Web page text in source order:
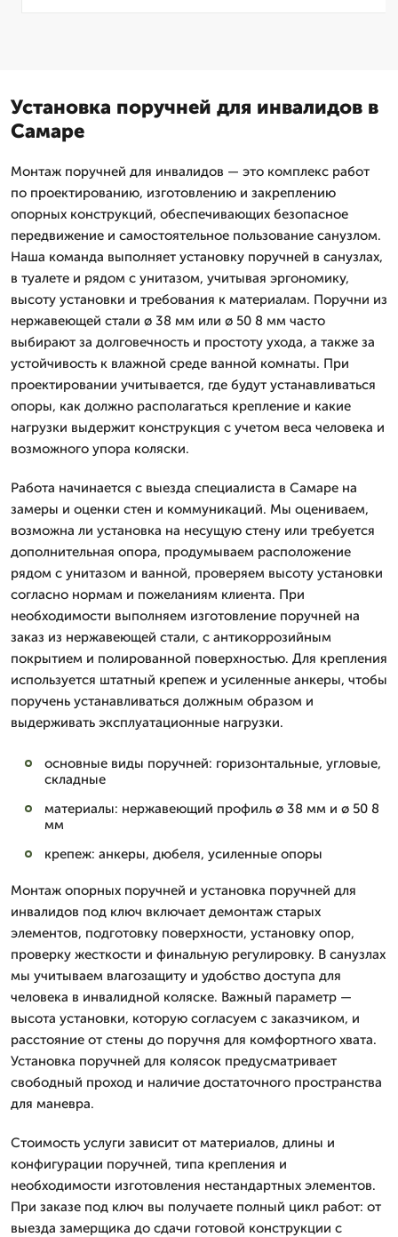
Установка поручней для инвалидов в
Самаре
Монтаж поручней для инвалидов — это комплекс работ
по проектированию, изготовлению и закреплению
опорных конструкций, обеспечивающих безопасное
передвижение и самостоятельное пользование санузлом.
Наша команда выполняет установку поручней в санузлах,
в туалете и рядом с унитазом, учитывая эргономику,
высоту установки и требования к материалам. Поручни из
нержавеющей стали ø 38 мм или ø 50 8 мм часто
выбирают за долговечность и простоту ухода, а также за
устойчивость к влажной среде ванной комнаты. При
проектировании учитывается, где будут устанавливаться
опоры, как должно располагаться крепление и какие
нагрузки выдержит конструкция с учетом веса человека и
возможного упора коляски.
Работа начинается с выезда специалиста в Самаре на
замеры и оценки стен и коммуникаций. Мы оцениваем,
возможна ли установка на несущую стену или требуется
дополнительная опора, продумываем расположение
рядом с унитазом и ванной, проверяем высоту установки
согласно нормам и пожеланиям клиента. При
необходимости выполняем изготовление поручней на
заказ из нержавеющей стали, с антикоррозийным
покрытием и полированной поверхностью. Для крепления
используется штатный крепеж и усиленные анкеры, чтобы
поручень устанавливаться должным образом и
выдерживать эксплуатационные нагрузки.
основные виды поручней: горизонтальные, угловые,
складные
материалы: нержавеющий профиль ø 38 мм и ø 50 8
мм
крепеж: анкеры, дюбеля, усиленные опоры
Монтаж опорных поручней и установка поручней для
инвалидов под ключ включает демонтаж старых
элементов, подготовку поверхности, установку опор,
проверку жесткости и финальную регулировку. В санузлах
мы учитываем влагозащиту и удобство доступа для
человека в инвалидной коляске. Важный параметр —
высота установки, которую согласуем с заказчиком, и
расстояние от стены до поручня для комфортного хвата.
Установка поручней для колясок предусматривает
свободный проход и наличие достаточного пространства
для маневра.
Стоимость услуги зависит от материалов, длины и
конфигурации поручней, типа крепления и
необходимости изготовления нестандартных элементов.
При заказе под ключ вы получаете полный цикл работ: от
выезда замерщика до сдачи готовой конструкции с